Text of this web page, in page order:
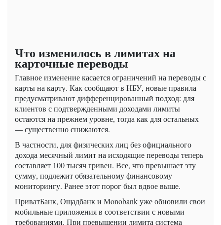
Что изменилось в лимитах на
карточные переводы
Главное изменение касается ограничений на переводы с
карты на карту. Как сообщают в НБУ, новые правила
предусматривают дифференцированный подход: для
клиентов с подтвержденными доходами лимиты
остаются на прежнем уровне, тогда как для остальных
— существенно снижаются.
В частности, для физических лиц без официального
дохода месячный лимит на исходящие переводы теперь
составляет 100 тысяч гривен. Все, что превышает эту
сумму, подлежит обязательному финансовому
мониторингу. Ранее этот порог был вдвое выше.
ПриватБанк, Ощадбанк и Monobank уже обновили свои
мобильные приложения в соответствии с новыми
требованиями. При превышении лимита система